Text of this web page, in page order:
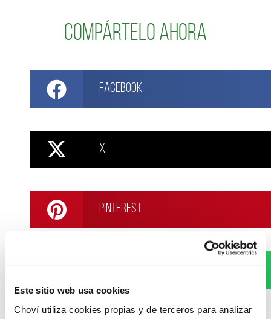
Este sitio web usa cookies
Choví utiliza cookies propias y de terceros para analizar
Compártelo ahora
Facebook
X
Pinterest
WhatsApp